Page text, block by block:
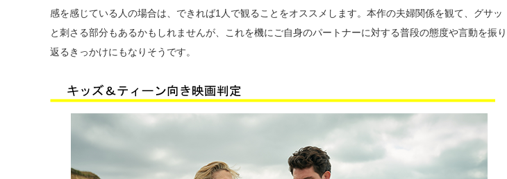
感を感じている人の場合は、できれば1人で観ることをオススメします。本作の夫婦関係を観て、グサッ
と刺さる部分もあるかもしれませんが、これを機にご自身のパートナーに対する普段の態度や言動を振り
返るきっかけにもなりそうです。